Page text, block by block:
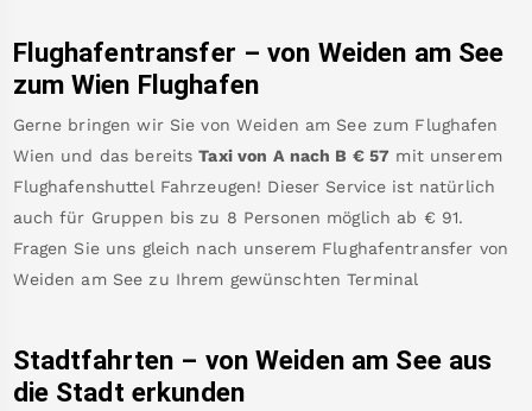
Flughafentransfer – von Weiden am See
zum Wien Flughafen
Gerne bringen wir Sie von Weiden am See zum Flughafen
Wien und das bereits Taxi von A nach B € 57 mit unserem
Flughafenshuttel Fahrzeugen! Dieser Service ist natürlich
auch für Gruppen bis zu 8 Personen möglich ab € 91.
Fragen Sie uns gleich nach unserem Flughafentransfer von
Weiden am See zu Ihrem gewünschten Terminal
Stadtfahrten – von Weiden am See aus
die Stadt erkunden